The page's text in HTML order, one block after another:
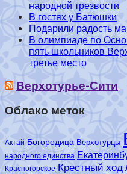
народной трезвости
В гостях у Батюшки
Подарили радость
В олимпиаде по
пять школьников
третье место
Верхотурье-Сити
Облако меток
Актай Богородица Верхотурцы
народного единства
Красногорское Крестный ход